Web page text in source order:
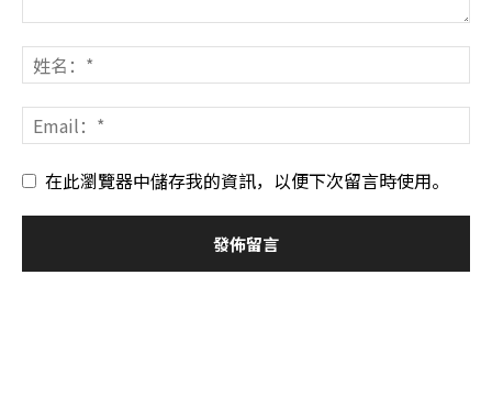
在此瀏覽器中儲存我的資訊，以便下次留言時使用。